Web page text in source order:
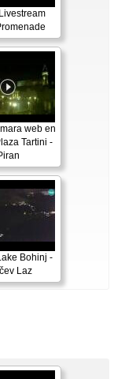
web en
Tartini -
Bohinj -
Laz